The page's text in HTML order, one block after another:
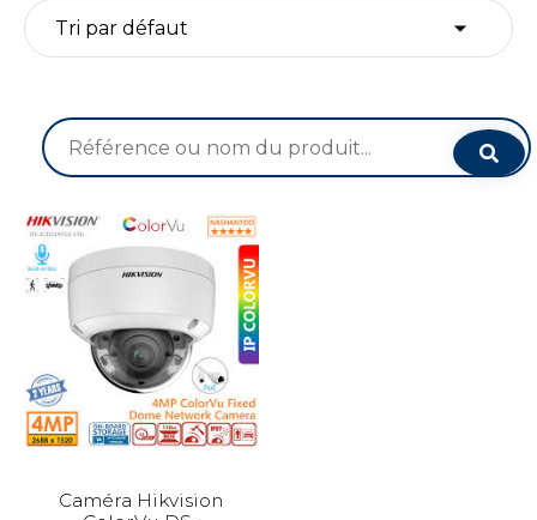
Recherche
pour :
Caméra Hikvision